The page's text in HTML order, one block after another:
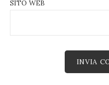
SITO WEB